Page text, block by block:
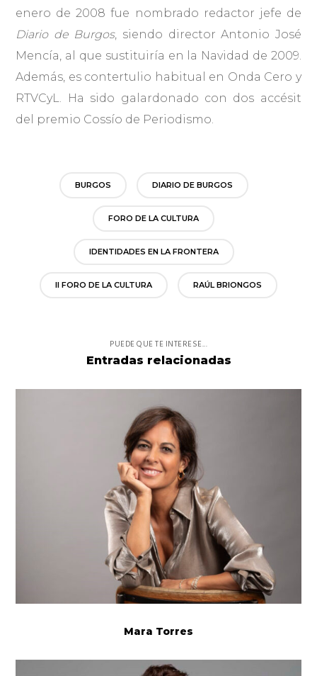
enero de 2008 fue nombrado redactor jefe de
Diario de Burgos, siendo director Antonio José
Mencía, al que sustituiría en la Navidad de 2009.
Además, es contertulio habitual en Onda Cero y
RTVCyL. Ha sido galardonado con dos accésit
del premio Cossío de Periodismo.
BURGOS DIARIO DE BURGOS
FORO DE LA CULTURA
IDENTIDADES EN LA FRONTERA
II FORO DE LA CULTURA RAÚL BRIONGOS
PUEDE QUE TE INTERESE...
Entradas relacionadas
Mara Torres